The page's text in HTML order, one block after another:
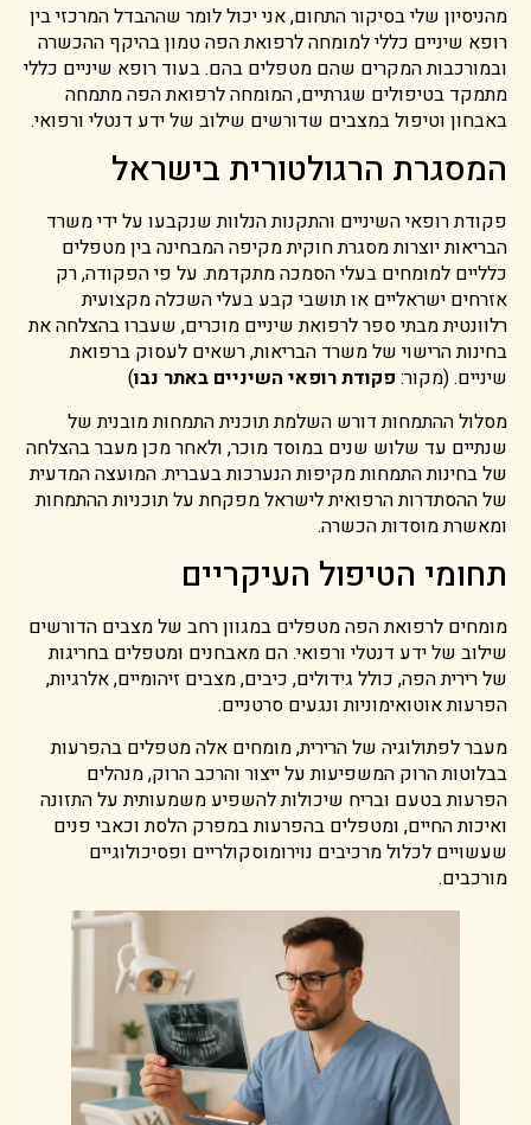
מהניסיון שלי בסיקור התחום, אני יכול לומר שההבדל המרכזי בין
רופא שיניים כללי למומחה לרפואת הפה טמון בהיקף ההכשרה
ובמורכבות המקרים שהם מטפלים בהם. בעוד רופא שיניים כללי
מתמקד בטיפולים שגרתיים, המומחה לרפואת הפה מתמחה
באבחון וטיפול במצבים שדורשים שילוב של ידע דנטלי ורפואי.
המסגרת הרגולטורית בישראל
פקודת רופאי השיניים והתקנות הנלוות שנקבעו על ידי משרד
הבריאות יוצרות מסגרת חוקית מקיפה המבחינה בין מטפלים
כלליים למומחים בעלי הסמכה מתקדמת. על פי הפקודה, רק
אזרחים ישראליים או תושבי קבע בעלי השכלה מקצועית
רלוונטית מבתי ספר לרפואת שיניים מוכרים, שעברו בהצלחה את
בחינות הרישוי של משרד הבריאות, רשאים לעסוק ברפואת
שיניים. (מקור: פקודת רופאי השיניים באתר נבו)
מסלול ההתמחות דורש השלמת תוכנית התמחות מובנית של
שנתיים עד שלוש שנים במוסד מוכר, ולאחר מכן מעבר בהצלחה
של בחינות התמחות מקיפות הנערכות בעברית. המועצה המדעית
של ההסתדרות הרפואית לישראל מפקחת על תוכניות ההתמחות
ומאשרת מוסדות הכשרה.
תחומי הטיפול העיקריים
מומחים לרפואת הפה מטפלים במגוון רחב של מצבים הדורשים
שילוב של ידע דנטלי ורפואי. הם מאבחנים ומטפלים בחריגות
של רירית הפה, כולל גידולים, כיבים, מצבים זיהומיים, אלרגיות,
הפרעות אוטואימוניות ונגעים סרטניים.
מעבר לפתולוגיה של הרירית, מומחים אלה מטפלים בהפרעות
בבלוטות הרוק המשפיעות על ייצור והרכב הרוק, מנהלים
הפרעות בטעם ובריח שיכולות להשפיע משמעותית על התזונה
ואיכות החיים, ומטפלים בהפרעות במפרק הלסת וכאבי פנים
שעשויים לכלול מרכיבים נוירומוסקולריים ופסיכולוגיים
מורכבים.